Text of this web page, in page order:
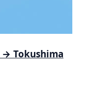
→ Tokushima